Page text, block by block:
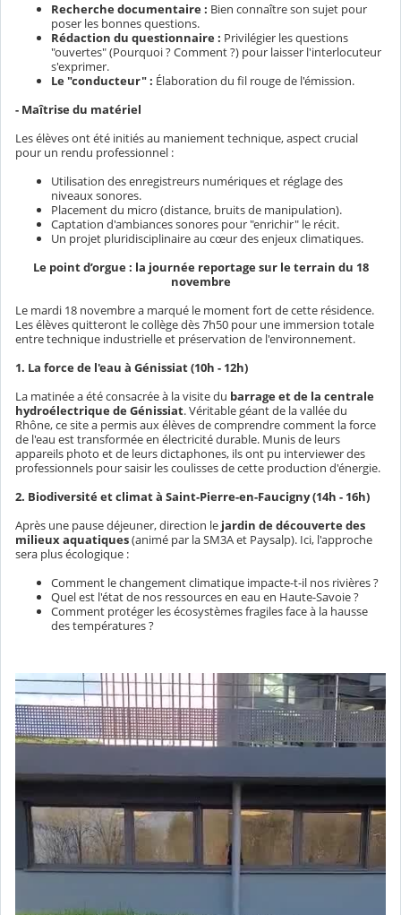
Recherche documentaire : Bien connaître son sujet pour
poser les bonnes questions.
Rédaction du questionnaire : Privilégier les questions
"ouvertes" (Pourquoi ? Comment ?) pour laisser l'interlocuteur
s'exprimer.
Le "conducteur" : Élaboration du fil rouge de l'émission.
- Maîtrise du matériel
Les élèves ont été initiés au maniement technique, aspect crucial
pour un rendu professionnel :
Utilisation des enregistreurs numériques et réglage des
niveaux sonores.
Placement du micro (distance, bruits de manipulation).
Captation d'ambiances sonores pour "enrichir" le récit.
Un projet pluridisciplinaire au cœur des enjeux climatiques.
Le point d’orgue : la journée reportage sur le terrain du 18
novembre
Le mardi 18 novembre a marqué le moment fort de cette résidence.
Les élèves quitteront le collège dès 7h50 pour une immersion totale
entre technique industrielle et préservation de l'environnement.
1. La force de l'eau à Génissiat (10h - 12h)
La matinée a été consacrée à la visite du barrage et de la centrale
hydroélectrique de Génissiat. Véritable géant de la vallée du
Rhône, ce site a permis aux élèves de comprendre comment la force
de l'eau est transformée en électricité durable. Munis de leurs
appareils photo et de leurs dictaphones, ils ont pu interviewer des
professionnels pour saisir les coulisses de cette production d'énergie.
2. Biodiversité et climat à Saint-Pierre-en-Faucigny (14h - 16h)
Après une pause déjeuner, direction le jardin de découverte des
milieux aquatiques(animé par la SM3A et Paysalp). Ici, l'approche
sera plus écologique :
Comment le changement climatique impacte-t-il nos rivières ?
Quel est l'état de nos ressources en eau en Haute-Savoie ?
Comment protéger les écosystèmes fragiles face à la hausse
des températures ?